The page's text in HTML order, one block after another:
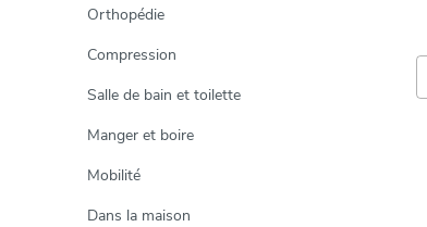
Orthopédie
Compression
Salle de bain et toilette
Manger et boire
Mobilité
Dans la maison